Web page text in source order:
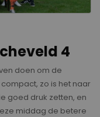
4
doen om de
zo is het naar
goed druk zetten, en
middag de betere